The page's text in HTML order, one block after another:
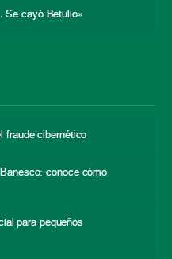
cayó Betulio»
fraude cibernético
conoce cómo
para pequeños